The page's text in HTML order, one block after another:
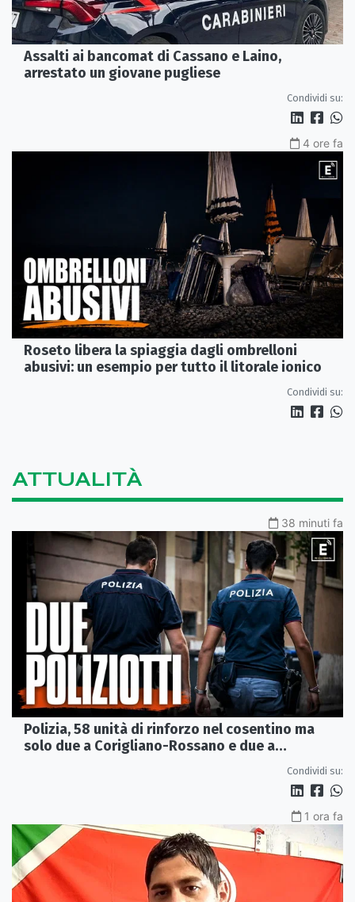
Assalti ai bancomat di Cassano e Laino,
arrestato un giovane pugliese
Condividi su:
4 ore fa
Roseto libera la spiaggia dagli ombrelloni
abusivi: un esempio per tutto il litorale ionico
Condividi su:
ATTUALITÀ
38 minuti fa
Polizia, 58 unità di rinforzo nel cosentino ma
solo due a Corigliano-Rossano e due a
Condividi su:
1 ora fa